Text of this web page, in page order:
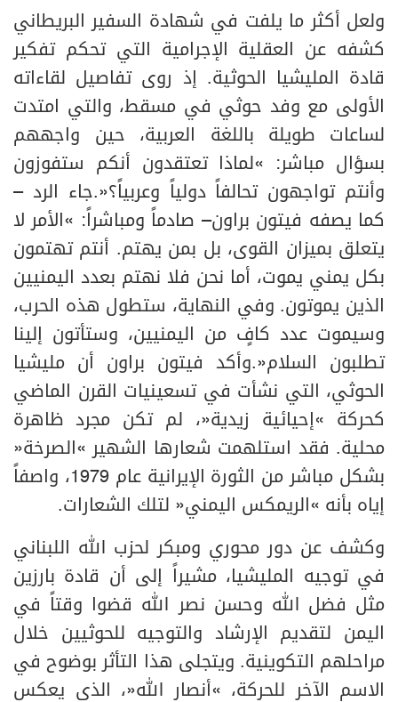
ولعل أكثر ما يلفت في شهادة السفير البريطاني
كشفه عن العقلية الإجرامية التي تحكم تفكير
قادة المليشيا الحوثية. إذ روى تفاصيل لقاءاته
الأولى مع وفد حوثي في مسقط، والتي امتدت
لساعات طويلة باللغة العربية، حين واجههم
بسؤال مباشر: «لماذا تعتقدون أنكم ستفوزون
وأنتم تواجهون تحالفاً دولياً وعربياً؟».جاء الرد –
كما يصفه فيتون براون– صادماً ومباشراً: «الأمر لا
يتعلق بميزان القوى، بل بمن يهتم. أنتم تهتمون
بكل يمني يموت، أما نحن فلا نهتم بعدد اليمنيين
الذين يموتون. وفي النهاية، ستطول هذه الحرب،
وسيموت عدد كافٍ من اليمنيين، وستأتون إلينا
تطلبون السلام».وأكد فيتون براون أن مليشيا
الحوثي، التي نشأت في تسعينيات القرن الماضي
كحركة «إحيائية زيدية»، لم تكن مجرد ظاهرة
محلية. فقد استلهمت شعارها الشهير «الصرخة»
بشكل مباشر من الثورة الإيرانية عام 1979، واصفاً
إياه بأنه «الريمكس اليمني» لتلك الشعارات.
وكشف عن دور محوري ومبكر لحزب الله اللبناني
في توجيه المليشيا، مشيراً إلى أن قادة بارزين
مثل فضل الله وحسن نصر الله قضوا وقتاً في
اليمن لتقديم الإرشاد والتوجيه للحوثيين خلال
مراحلهم التكوينية. ويتجلى هذا التأثر بوضوح في
الاسم الآخر للحركة، «أنصار الله»، الذي يعكس